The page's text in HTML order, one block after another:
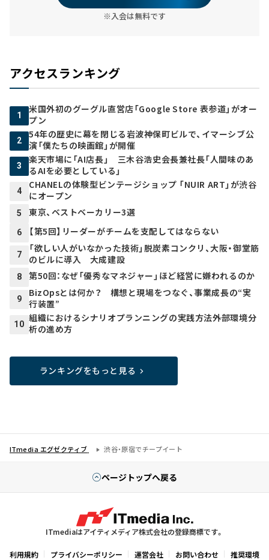
※入会は無料です
アクセスランキング
1
米国外初のグーグル直営店「Google Store 表参道」がオー
プン
2
54年の歴史に幕を閉じる岩波神保町ビルで、イマーシブ公
演「僕たちの映画館」が開催
3
楽天市場に「AI店長」 三木谷浩史会長兼社長「人間味のあ
るAIを必要としている」
4
CHANELの体験型ビンテージショップ 「NUIR ART」が渋谷
にオープン
5 東京、ベストベーカリー3選
6 【第5回】リーダーがチームを支配してはならない
7
「欲しい人がいなかった技術」脱炭素コンクリ、大阪・御堂筋
のビルに導入 大成建設
8 第50回：なぜ「優秀なマネジャー」ほど経営に嫌われるのか
9
BizOpsとは何か？ 構想と現場をつなぐ、事業成長の“実
行装置”
10
組織におけるシナリオプランニングの実践方法――外部環境分
析の進め方
ランキングをもっと見る
ITmedia エグゼクティブ 渋谷・原宿でチープイート
ページトップへ戻る
ITmediaはアイティメディア株式会社の登録商標です。
利用規約 プライバシーポリシー 運営会社 お問い合わせ 推奨環境